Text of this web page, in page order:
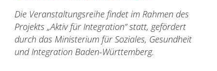
Die Veranstaltungsreihe findet im Rahmen des
Projekts „Aktiv für Integration“ statt, gefördert
durch das Ministerium für Soziales, Gesundheit
und Integration Baden-Württemberg.